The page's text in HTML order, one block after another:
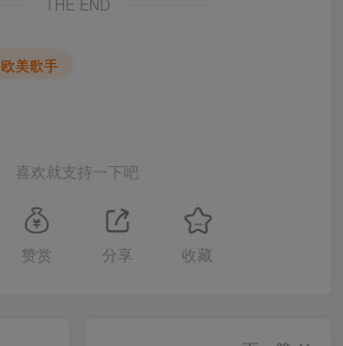
THE END
欧美歌手
喜欢就支持一下吧
赞赏 分享 收藏